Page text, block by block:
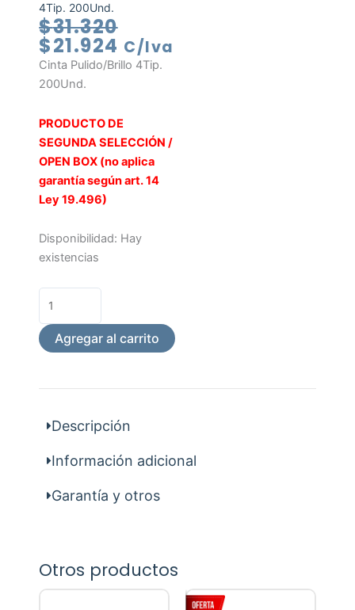
4Tip. 200Und.
$31.320El
precio
original
$21.924
El
precio
actual
C/Iva
Cinta Pulido/Brillo 4Tip.
200Und.
PRODUCTO DE
SEGUNDA SELECCIÓN /
OPEN BOX (no aplica
garantía según art. 14
Ley 19.496)
Disponibilidad: Hay
existencias
Cinta
Pulido/Brillo
cantidad
Agregar al carrito
Descripción
Información adicional
Garantía y otros
Otros productos